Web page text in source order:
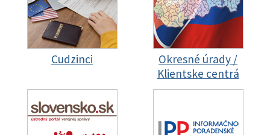
Cudzinci
Okresné úrady /
Klientske centrá